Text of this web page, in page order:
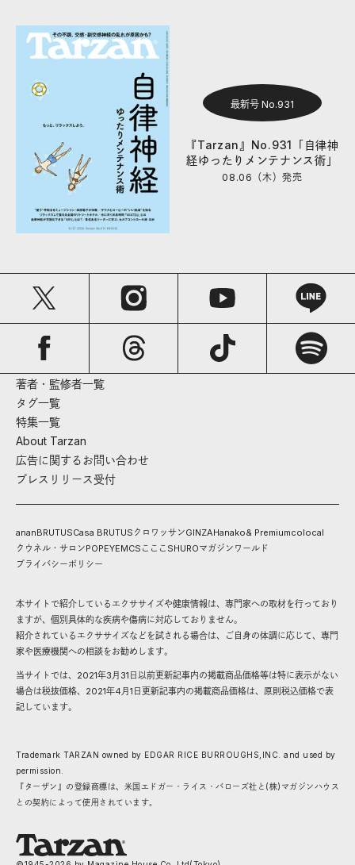
最新号 No.931
『Tarzan』No.931「自律神
経ゆったりメンテナンス術」
08.06（木）発売
著者・監修者一覧
タグ一覧
特集一覧
About Tarzan
広告に関するお問い合わせ
プレスリリース受付
ananBRUTUSCasa BRUTUS クロワッサンGINZAHanako& Premiumcolocal
クウネル・サロンPOPEYEMCS こここ SHUROマガジンワールド
プライバシーポリシー
本サイトで紹介しているエクササイズや健康情報は、専門家への取材を行っており
ますが、個別具体的な疾病や傷病に対応しておりません。
紹介されているエクササイズなどを試される場合は、ご自身の体調に応じて、専門
家や医療機関への相談をお勧めします。
当サイトでは、2021年3月31日以前更新記事内の掲載商品価格等は特に表示がない
場合は税抜価格、2021年4月1日更新記事内の掲載商品価格は、原則税込価格で表
記しています。
Trademark TARZAN owned by EDGAR RICE BURROUGHS,INC. and used by
permission.
『ターザン』の登録商標は、米国エドガー・ライス・バローズ社と(株)マガジンハウス
との契約によって使用されています。